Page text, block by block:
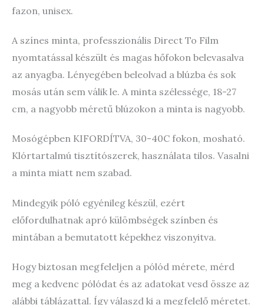
fazon, unisex.
A színes minta, professzionális Direct To Film
nyomtatással készült és magas hőfokon belevasalva
az anyagba. Lényegében beleolvad a blúzba és sok
mosás után sem válik le. A minta szélessége, 18-27
cm, a nagyobb méretű blúzokon a minta is nagyobb.
Mosógépben KIFORDÍTVA, 30-40C fokon, mosható.
Klórtartalmú tisztítószerek, használata tilos. Vasalni
a minta miatt nem szabad.
Mindegyik póló egyénileg készül, ezért
előfordulhatnak apró külömbségek színben és
mintában a bemutatott képekhez viszonyitva.
Hogy biztosan megfeleljen a pólód mérete, mérd
meg a kedvenc pólódat és az adatokat vesd össze az
alábbi táblázattal. Így válaszd ki a megfelelő méretet.